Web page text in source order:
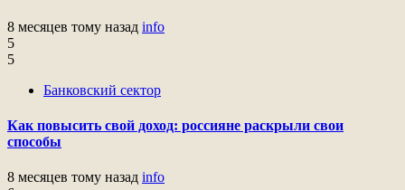
8 месяцев тому назад info
5
5
Банковский сектор
Как повысить свой доход: россияне раскрыли свои
способы
8 месяцев тому назад info